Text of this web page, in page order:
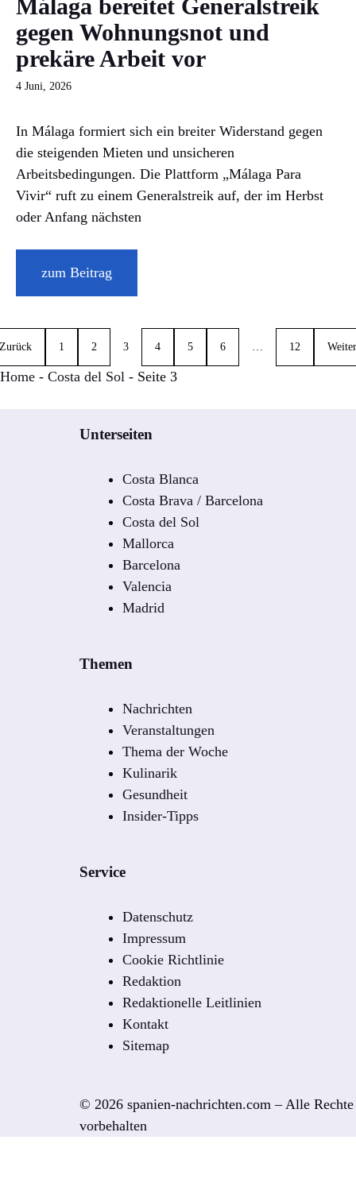
Málaga bereitet Generalstreik
gegen Wohnungsnot und
prekäre Arbeit vor
4 Juni, 2026
In Málaga formiert sich ein breiter Widerstand gegen
die steigenden Mieten und unsicheren
Arbeitsbedingungen. Die Plattform „Málaga Para
Vivir“ ruft zu einem Generalstreik auf, der im Herbst
oder Anfang nächsten
zum Beitrag
Zurück 1 2 3 4 5 6 12 Weiter
Home - Costa del Sol - Seite 3
Unterseiten
Costa Blanca
Costa Brava / Barcelona
Costa del Sol
Mallorca
Barcelona
Valencia
Madrid
Themen
Nachrichten
Veranstaltungen
Thema der Woche
Kulinarik
Gesundheit
Insider-Tipps
Service
Datenschutz
Impressum
Cookie Richtlinie
Redaktion
Redaktionelle Leitlinien
Kontakt
Sitemap
© 2026 spanien-nachrichten.com – Alle Rechte
vorbehalten